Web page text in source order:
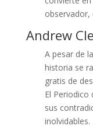
observador,
Andrew
A pesar de
historia se
gratis de
El Periodico
sus
inolvidables.